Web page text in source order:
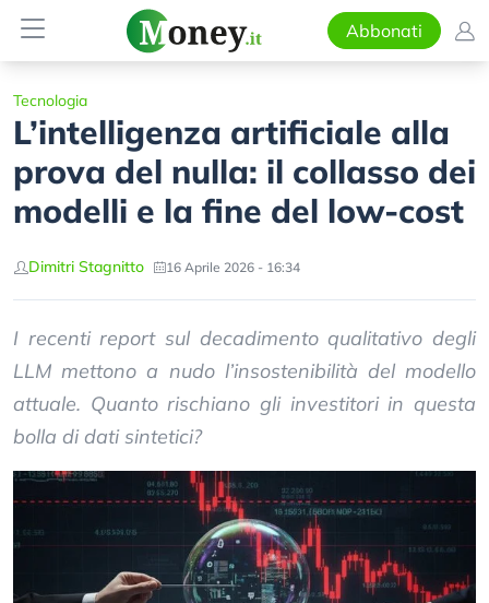
Abbonati
Tecnologia
L’intelligenza artificiale alla
prova del nulla: il collasso dei
modelli e la fine del low-cost
Dimitri Stagnitto 16 Aprile 2026 - 16:34
I recenti report sul decadimento qualitativo degli
LLM mettono a nudo l’insostenibilità del modello
attuale. Quanto rischiano gli investitori in questa
bolla di dati sintetici?